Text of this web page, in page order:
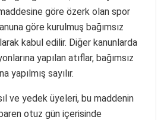
göre özerk olan spor
göre kurulmuş bağımsız
kabul edilir. Diğer kanunlarda
yapılan atıflar, bağımsız
yapılmış sayılır.
ve yedek üyeleri, bu maddenin
otuz gün içerisinde